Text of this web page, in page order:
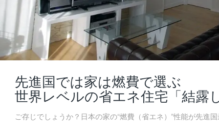
先進国では家は燃費で選ぶ
世界レベルの省エネ住宅「結露
ご存じでしょうか？日本の家の“燃費（省エネ）”性能が先進